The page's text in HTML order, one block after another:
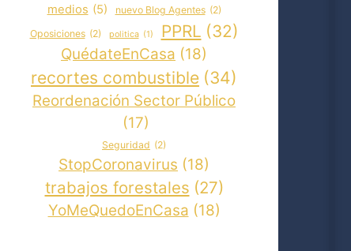
medios (5) nuevo Blog Agentes (2)
Oposiciones (2) politica (1) PPRL (32)
QuédateEnCasa (18)
recortes combustible (34)
Reordenación Sector Público
(17)
Seguridad (2)
StopCoronavirus (18)
trabajos forestales (27)
YoMeQuedoEnCasa (18)